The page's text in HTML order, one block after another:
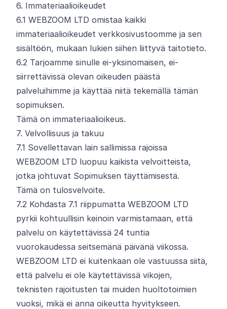
6. Immateriaalioikeudet
6.1 WEBZOOM LTD omistaa kaikki
immateriaalioikeudet verkkosivustoomme ja sen
sisältöön, mukaan lukien siihen liittyvä taitotieto.
6.2 Tarjoamme sinulle ei-yksinomaisen, ei-
siirrettävissä olevan oikeuden päästä
palveluihimme ja käyttää niitä tekemällä tämän
sopimuksen.
Tämä on immateriaalioikeus.
7. Velvollisuus ja takuu
7.1 Sovellettavan lain sallimissa rajoissa
WEBZOOM LTD luopuu kaikista velvoitteista,
jotka johtuvat Sopimuksen täyttämisestä.
Tämä on tulosvelvoite.
7.2 Kohdasta 7.1 riippumatta WEBZOOM LTD
pyrkii kohtuullisin keinoin varmistamaan, että
palvelu on käytettävissä 24 tuntia
vuorokaudessa seitsemänä päivänä viikossa.
WEBZOOM LTD ei kuitenkaan ole vastuussa siitä,
että palvelu ei ole käytettävissä vikojen,
teknisten rajoitusten tai muiden huoltotoimien
vuoksi, mikä ei anna oikeutta hyvitykseen.